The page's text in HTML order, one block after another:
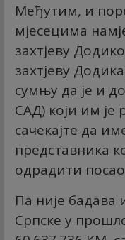
Међутим, и
мјесецима
захтјеву
захтјеву
сумњу да је и
САД) који им је
сачекајте да
представника
одрадити
Па није бадава
Српске у